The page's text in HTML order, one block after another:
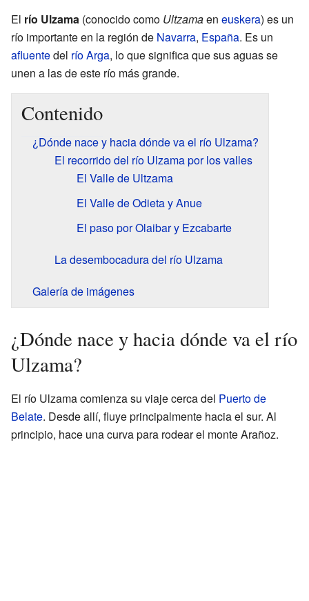
El río Ulzama (conocido como Ultzamaen euskera) es un
río importante en la región de Navarra, España. Es un
afluentedel río Arga, lo que significa que sus aguas se
unen a las de este río más grande.
Contenido
¿Dónde nace y hacia dónde va el río Ulzama?
El recorrido del río Ulzama por los valles
El Valle de Ultzama
El Valle de Odieta y Anue
El paso por Olaibar y Ezcabarte
La desembocadura del río Ulzama
Galería de imágenes
¿Dónde nace y hacia dónde va el río
Ulzama?
El río Ulzama comienza su viaje cerca del Puerto de
Belate. Desde allí, fluye principalmente hacia el sur. Al
principio, hace una curva para rodear el monte Arañoz.